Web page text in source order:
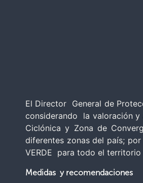
El Director General de
considerando la valoración y
Ciclónica y Zona de
diferentes zonas del país;
VERDE para todo el territorio
Medidas y recomendaciones